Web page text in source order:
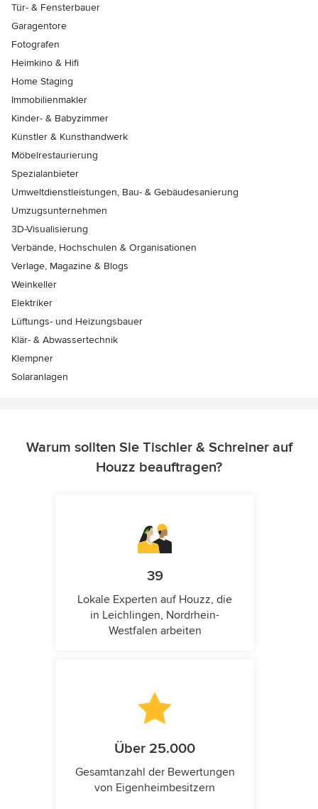
Tür- & Fensterbauer
Garagentore
Fotografen
Heimkino & Hifi
Home Staging
Immobilienmakler
Kinder- & Babyzimmer
Künstler & Kunsthandwerk
Möbelrestaurierung
Spezialanbieter
Umweltdienstleistungen, Bau- & Gebäudesanierung
Umzugsunternehmen
3D-Visualisierung
Verbände, Hochschulen & Organisationen
Verlage, Magazine & Blogs
Weinkeller
Elektriker
Lüftungs- und Heizungsbauer
Klär- & Abwassertechnik
Klempner
Solaranlagen
Warum sollten Sie Tischler & Schreiner auf
Houzz beauftragen?
39
Lokale Experten auf Houzz, die
in Leichlingen, Nordrhein-
Westfalen arbeiten
Über 25.000
Gesamtanzahl der Bewertungen
von Eigenheimbesitzern